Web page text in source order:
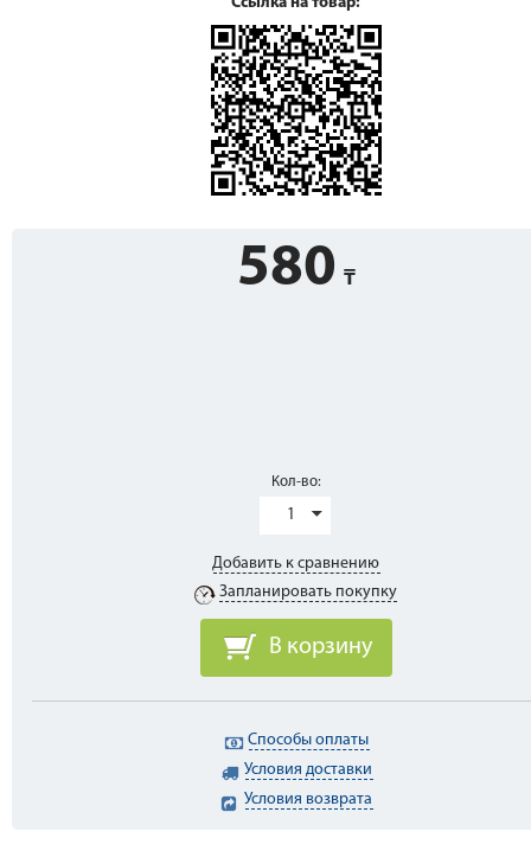
580
Кол-во:
1
Добавить к сравнению
Запланировать покупку
В корзину
Способы оплаты
Условия доставки
Условия возврата